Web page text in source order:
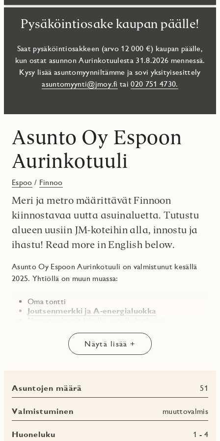
Pysäköintiosake kaupan päälle!
Saat pysäköintiosakkeen (arvo 12 000 €) kaupan päälle,
kun ostat asunnon Aurinkotuulesta 31.8.2026 mennessä.
Kysy lisää asuntomyynniltämme ja sovi yksityisesittely
asuntomyynti@jmoy.fi tai020 751 4730.
Asunto Oy Espoon
Aurinkotuuli
Espoo / Finnoo
Meri ja metro määrittävät Finnoon
kiinnostavaa uutta asuinaluetta. Tutustu
alueen uusiin JM-koteihin alla, innostu ja
ihastu! Read more in English below.
Asunto Oy Espoon Aurinkotuuli on valmistunut kesällä
2025. Yhtiöllä on muun muassa:
Oma tontti
Joutsenmerkki ja A-energialuokka
Kaikilla asunnoilla oma lämmin irtaimistovarasto
Huikeat yhteistilat: kuntoilutila, saunaosasto,
talopesula ja pihalla istutuslaatikot!
Muurattu tiilijulkisivu
Paikalla valetut välipohjat
Asuntojen suunnitteluun on käytetty paljon aikaa
Näytä lisää +
Asuntojen määrä 51
Valmistuminen muuttovalmis
Huoneluku 1 - 4